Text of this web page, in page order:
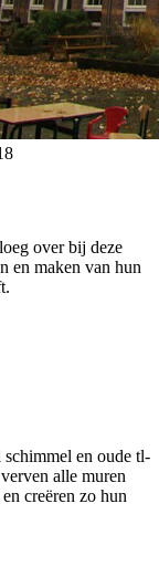
over bij deze
en maken van hun
en oude tl-
alle muren
creëren zo hun